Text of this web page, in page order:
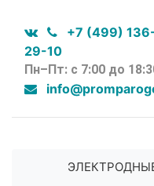
+7 (499)
29-10
Пн–Пт: с 7:00 до